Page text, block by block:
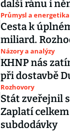
další ránu i
Průmysl a energetika
Cesta k
miliard.
Názory a analýzy
KHNP nás
při dostavbě
Rozhovory
Stát zveřejnil
Zaplatí
subdodávky